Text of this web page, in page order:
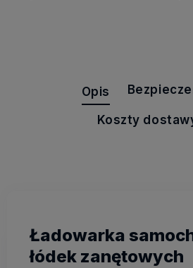
Opis
Koszty
Ładowarka
łódek zanętowych